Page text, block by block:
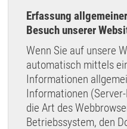
Erfassung
Besuch unserer
Wenn Sie auf unsere
automatisch mittels
Informationen
Informationen
die Art des
Betriebssystem, den